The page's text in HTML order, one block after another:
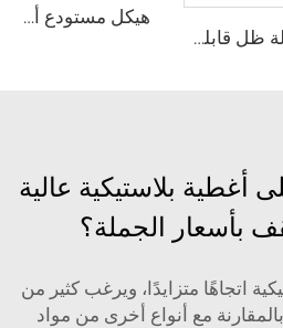
مظلة ظل قابلة للتخصيص وفق نظام وحدات لملاعب البدل | سقف متكامل من هيكل ألومنيوم مع حماية زجاجية لمرافق التنس الخارجية
هيكل مستودع ألومنيوم صناعي | حلّ تخزين دائم أو مؤقت ذي نطاق واسع
أغطية بلاستيكية عالية
بأسعار الجملة؟
اتجاهًا متزايدًا، ويرغب كثير من
مع أنواع أخرى من مواد